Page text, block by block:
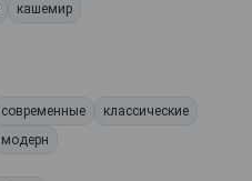
кашемир
современные
классические
модерн